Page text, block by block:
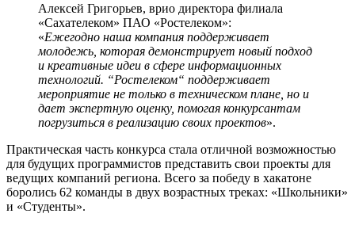
Алексей Григорьев, врио директора филиала
«Сахателеком» ПАО «Ростелеком»:
«Ежегодно наша компания поддерживает
молодежь, которая демонстрирует новый подход
и креативные идеи в сфере информационных
технологий. “Ростелеком“ поддерживает
мероприятие не только в техническом плане, но и
дает экспертную оценку, помогая конкурсантам
погрузиться в реализацию своих проектов».
Практическая часть конкурса стала отличной возможностью
для будущих программистов представить свои проекты для
ведущих компаний региона. Всего за победу в хакатоне
боролись 62 команды в двух возрастных треках: «Школьники»
и «Студенты».